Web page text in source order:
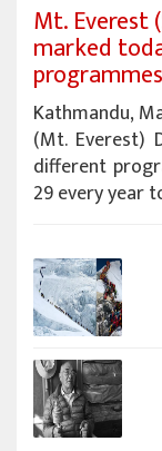
Mt. Everest
marked
programmes
Kathmandu,
(Mt. Everest)
different
29 every year